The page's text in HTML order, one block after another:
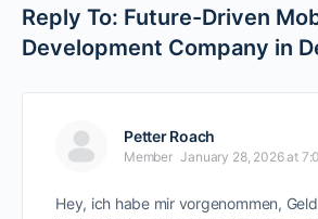
Reply To: Future-Driven
Development Company in
Petter Roach
Member January 28, 2026 at
Hey, ich habe mir vorgenommen,